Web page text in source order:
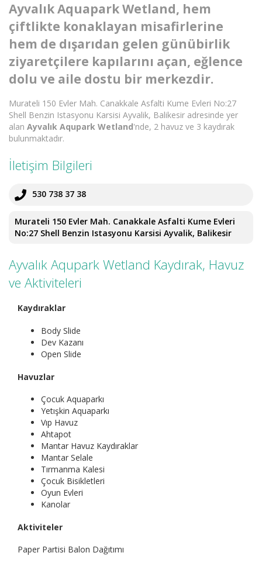
Ayvalık Aquapark Wetland, hem
çiftlikte konaklayan misafirlerine
hem de dışarıdan gelen günübirlik
ziyaretçilere kapılarını açan, eğlence
dolu ve aile dostu bir merkezdir.
Murateli 150 Evler Mah. Canakkale Asfalti Kume Evleri No:27
Shell Benzin Istasyonu Karsisi Ayvalik, Balikesir adresinde yer
alan Ayvalık Aqupark Wetland'nde, 2 havuz ve 3 kaydırak
bulunmaktadır.
İletişim Bilgileri
530 738 37 38
Murateli 150 Evler Mah. Canakkale Asfalti Kume Evleri
No:27 Shell Benzin Istasyonu Karsisi Ayvalik, Balikesir
Ayvalık Aqupark Wetland Kaydırak, Havuz
ve Aktiviteleri
Kaydıraklar
Body Slide
Dev Kazanı
Open Slide
Havuzlar
Çocuk Aquaparkı
Yetışkin Aquaparkı
Vıp Havuz
Ahtapot
Mantar Havuz Kaydıraklar
Mantar Selale
Tırmanma Kalesi
Çocuk Bisikletleri
Oyun Evleri
Kanolar
Aktiviteler
Paper Partisi Balon Dağıtımı